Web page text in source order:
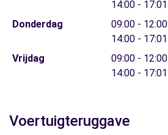
14:00 - 17:01
Donderdag
09:00 - 12:00
14:00 - 17:01
Vrijdag
09:00 - 12:00
14:00 - 17:01
Voertuigteruggave